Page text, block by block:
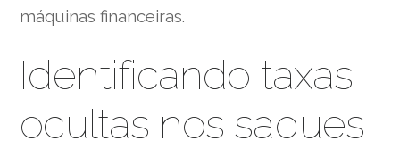
máquinas financeiras.
Identificando taxas
ocultas nos saques